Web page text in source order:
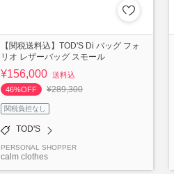
【関税送料込】TOD'S Di バッグ フォ
リオ レザーバッグ スモール
¥156,000 送料込
46%OFF
¥289,300
関税負担なし
TOD'S
PERSONAL SHOPPER
calm clothes